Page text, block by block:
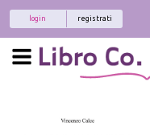
registrati
login